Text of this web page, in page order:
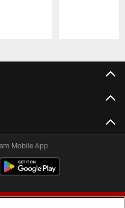
Mobile App